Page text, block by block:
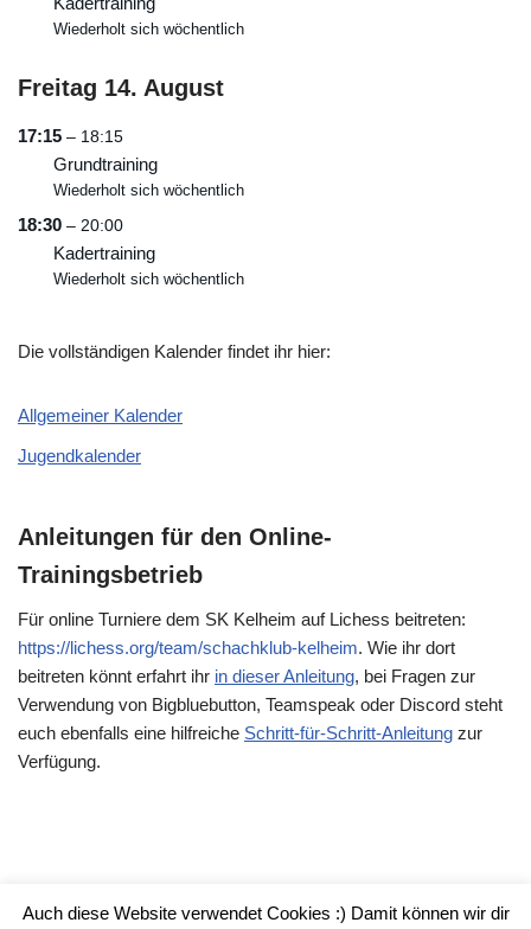
Wiederholt sich wöchentlich
Freitag 14. August
17:15 – 18:15
Grundtraining
Wiederholt sich wöchentlich
18:30 – 20:00
Kadertraining
Wiederholt sich wöchentlich
Die vollständigen Kalender findet ihr hier:
Allgemeiner Kalender
Jugendkalender
Anleitungen für den Online-
Trainingsbetrieb
Für online Turniere dem SK Kelheim auf Lichess beitreten:
https://lichess.org/team/schachklub-kelheim. Wie ihr dort
beitreten könnt erfahrt ihr in dieser Anleitung, bei Fragen zur
Verwendung von Bigbluebutton, Teamspeak oder Discord steht
euch ebenfalls eine hilfreiche Schritt-für-Schritt-Anleitung zur
Verfügung.
Impressum
Auch diese Website verwendet Cookies :) Damit können wir dir